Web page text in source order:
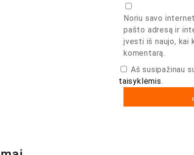
Noriu savo
pašto adresą ir
įvesti iš naujo, kai
komentarą.
Aš susipažinau
taisyklėmis.